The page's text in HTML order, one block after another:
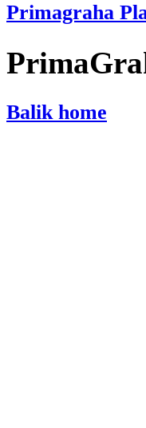
Primagraha
Balik home